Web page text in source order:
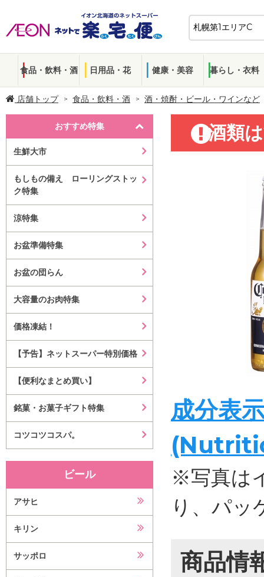
食品・飲料・酒 日用品・花 健康・美容 暮らし・衣料
店舗トップ 食品・飲料・酒 酒・焼酎・ビール・ワインなど
おすすめ特集
生鮮大市
もしもの備え ローリングストッ
ク特集
涼特集
お盆準備特集
お盆の団らん
大容量のお肉特集
価格凍結！
【予告】ネットスーパー特別価格
【便利なまとめ買い】
銘菓・お菓子ギフト特集
コツコツコスパ。
ビール
アサヒ
キリン
サッポロ
酒類
成分表
※写真は
り、パッ
商品情